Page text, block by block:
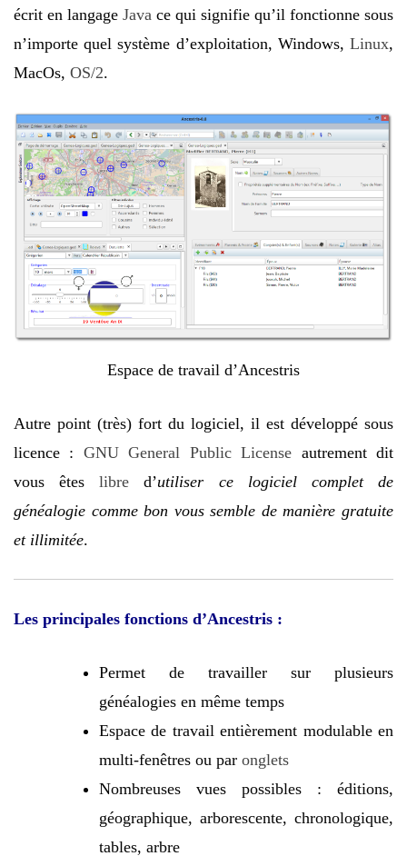
écrit en langage Java ce qui signifie qu’il fonctionne sous
n’importe quel système d’exploitation, Windows, Linux,
MacOs, OS/2.
Espace de travail d’Ancestris
Autre point (très) fort du logiciel, il est développé sous
licence : GNU General Public License autrement dit
vous êteslibre d’utiliser ce logiciel complet de
généalogie comme bon vous semble de manière gratuite
et illimitée.
Les principales fonctions d’Ancestris :
Permet de travailler sur plusieurs
généalogies en même temps
Espace de travail entièrement modulable en
multi-fenêtres ou par onglets
Nombreuses vues possibles : éditions,
géographique, arborescente, chronologique,
tables, arbre